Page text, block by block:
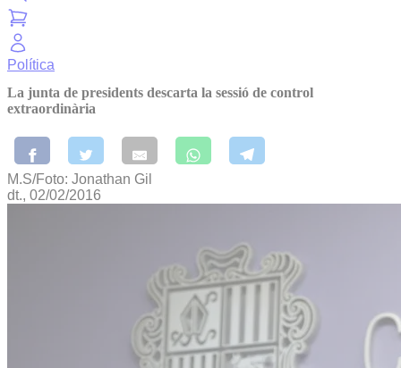
Política
La junta de presidents descarta la sessió de control
extraordinària
M.S/Foto: Jonathan Gil
dt., 02/02/2016